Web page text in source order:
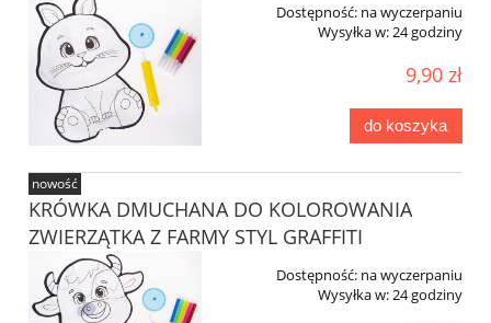
Dostępność: na wyczerpaniu
Wysyłka w:24 godziny
9,90 zł
do koszyka
KRÓWKA DMUCHANA DO KOLOROWANIA
ZWIERZĄTKA Z FARMY STYL GRAFFITI
Dostępność: na wyczerpaniu
Wysyłka w:24 godziny
nowość